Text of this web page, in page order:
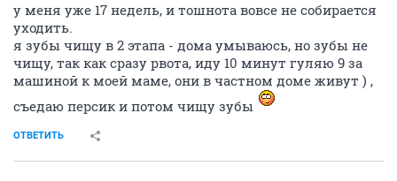
у меня уже 17 недель, и тошнота вовсе не собирается
уходить.
я зубы чищу в 2 этапа - дома умываюсь, но зубы не
чищу, так как сразу рвота, иду 10 минут гуляю 9 за
машиной к моей маме, они в частном доме живут ) ,
съедаю персик и потом чищу зубы
ОТВЕТИТЬ